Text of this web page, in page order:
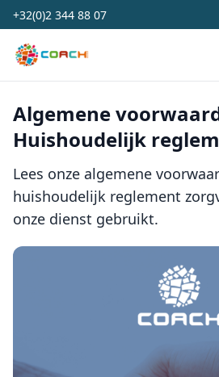
+32(0)2 344 88 07
Coach Belgium
Algemene
Huishoudelijk
Lees onze algemene
huishoudelijk reglement
onze dienst gebruikt.